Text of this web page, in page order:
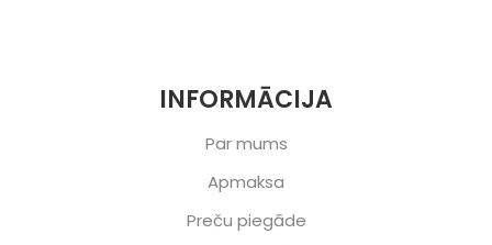
INFORMĀCIJA
Par mums
Apmaksa
Preču piegāde